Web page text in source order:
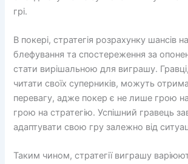
грі.
В покері, стратегія розрахунку шансів
блефування та спостереження за
стати вирішальною для виграшу.
читати своїх суперників, можуть
перевагу, адже покер є не лише грою
грою на стратегію. Успішний гравець
адаптувати свою гру залежно від
Таким чином, стратегії виграшу